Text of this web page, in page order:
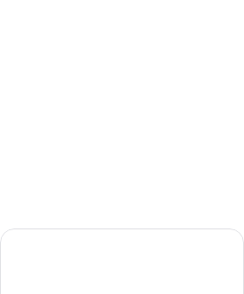
기
롯데호텔 하노이